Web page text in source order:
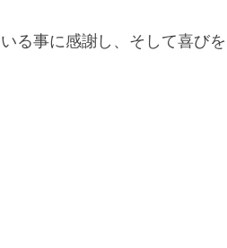
る事に感謝し、そして喜びを